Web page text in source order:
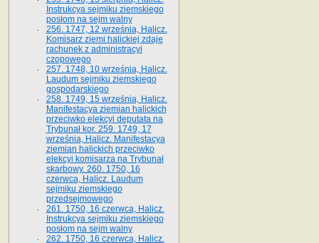
Instrukcya sejmiku ziemskiego
posłom na sejm walny
256. 1747, 12 września, Halicz.
Komisarz ziemi halickiej zdaje
rachunek z administracyi
czopowego
257. 1748, 10 września, Halicz.
Laudum sejmiku ziemskiego
gospodarskiego
258. 1749, 15 września, Halicz.
Manifestacya ziemian halickich
przeciwko elekcyi deputata na
Trybunał kor. 259. 1749, 17
września, Halicz. Manifestacya
ziemian halickich przeciwko
elekcyi komisarza na Trybunał
skarbowy. 260. 1750, 16
czerwca, Halicz. Laudum
sejmiku ziemskiego
przedsejmowego
261. 1750, 16 czerwca, Halicz.
Instrukcya sejmiku ziemskiego
posłom na sejm walny
262. 1750, 16 czerwca, Halicz.